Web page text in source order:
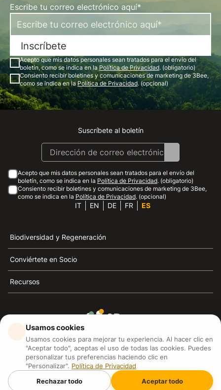
Escribe tu correo electrónico aquí*
Inscríbete
Acepto que mis datos personales sean tratados para el envío del
boletín, como se indica en laPolítica de Privacidad. (obligatorio)
Consiento recibir boletines y comunicaciones de marketing de 3Bee,
como se indica en laPolítica de Privacidad. (opcional)
Instagram
Facebook
Linkedin
Youtube
Suscríbete al boletín
Acepto que mis datos personales sean tratados para el envío del
boletín, como se indica en la Política de Privacidad. (obligatorio)
Consiento recibir boletines y comunicaciones de marketing de 3Bee,
como se indica en la Política de Privacidad. (opcional)
IT EN DE FR ES
Biodiversidad y Regeneración
Conviértete en Socio
Recursos
3Bee es el referente de la sostenibilidad, la defensa de
las abejas y la biodiversidad
3Bee S.R.L Via Pastrengo 14, 20159, Milano (MI)
P.IVA: IT09711590969
3Bee GmbHSede legale: Oranienburger Straße 23, 10178
Usamos cookies
Usamos cookies para mejorar tu experiencia. Al hacer clic en
"Aceptar todo", aceptas el uso de todas las cookies. Puedes
personalizar tus preferencias haciendo clic en
"Personalizar". Política de Privacidad
Rechazar todo
Aceptar todo